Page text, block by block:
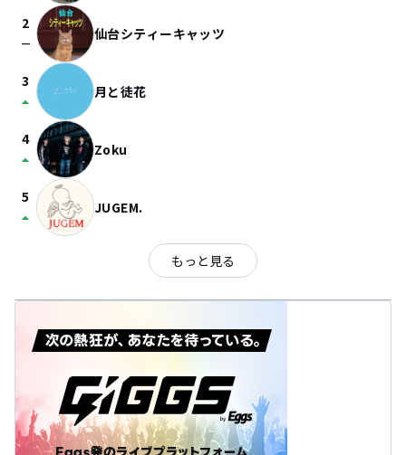
2
check_indeterminate_small 仙台シティーキャッツ
3
arrow_drop_up 月と徒花
4
arrow_drop_up Zoku
5
arrow_drop_up JUGEM.
もっと見る